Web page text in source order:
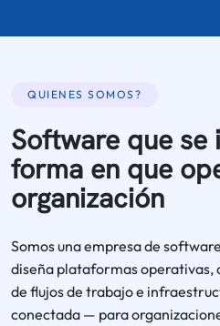
QUIENES SOMOS?
Software que se
forma en que
organización
Somos una empresa de
diseña plataformas
de flujos de trabajo e
conectada — para